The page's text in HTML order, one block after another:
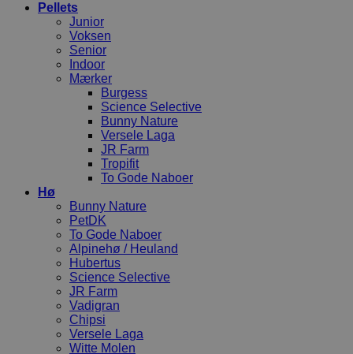
Pellets
Junior
Voksen
Senior
Indoor
Mærker
Burgess
Science Selective
Bunny Nature
Versele Laga
JR Farm
Tropifit
To Gode Naboer
Hø
Bunny Nature
PetDK
To Gode Naboer
Alpinehø / Heuland
Hubertus
Science Selective
JR Farm
Vadigran
Chipsi
Versele Laga
Witte Molen